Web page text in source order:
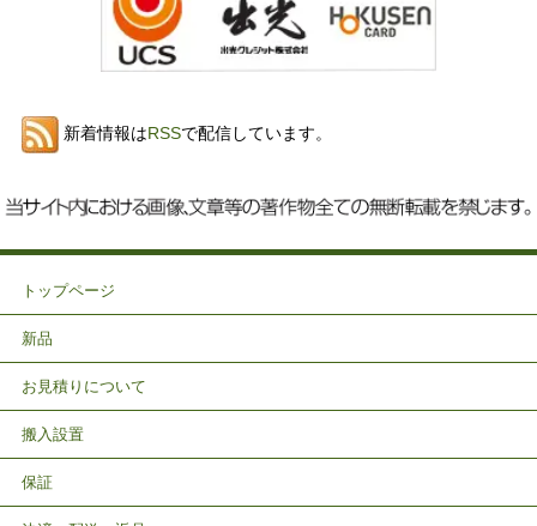
新着情報はRSSで配信しています。
トップページ
新品
お見積りについて
搬入設置
保証